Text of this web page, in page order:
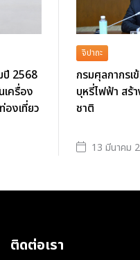
ปี 2568
ครื่อง
งเที่ยว
จิปาถะ
กรมศุลกากรเ
บุหรี่ไฟฟ้า สร้
ชาติ
13 มีนาคม
ติดต่อเรา